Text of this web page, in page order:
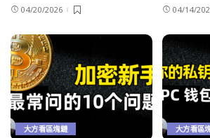
04/20/2026 04/14/
大方看區塊鏈 大方看區